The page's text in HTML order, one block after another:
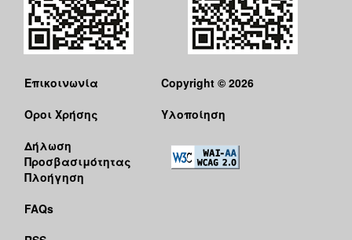
Επικοινωνία
Όροι Χρήσης
Δήλωση
Προσβασιμότητας
Πλοήγηση
FAQs
Copyright © 2026
Υλοποίηση